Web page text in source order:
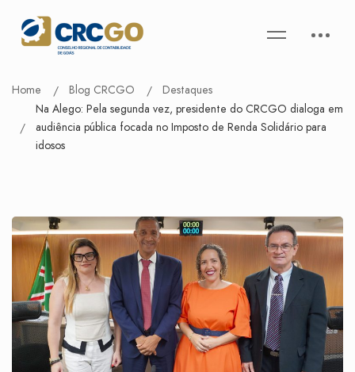
Home Blog CRCGO
Destaques
Na Alego: Pela segunda vez, presidente do CRCGO dialoga em
audiência pública focada no Imposto de Renda Solidário para
idosos